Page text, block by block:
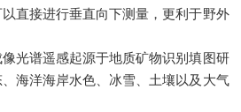
直接进行垂直向下测量，更利于野外
谱遥感起源于地质矿物识别填图研
海洋海岸水色、冰雪、土壤以及大气